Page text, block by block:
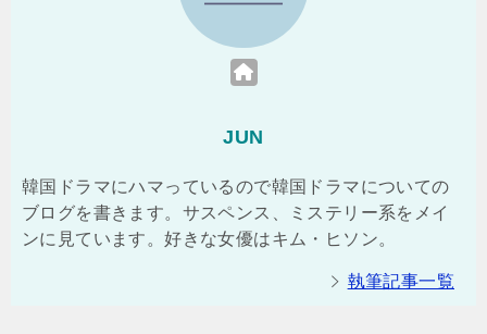
JUN
韓国ドラマにハマっているので韓国ドラマについての
ブログを書きます。サスペンス、ミステリー系をメイ
ンに見ています。好きな女優はキム・ヒソン。
執筆記事一覧